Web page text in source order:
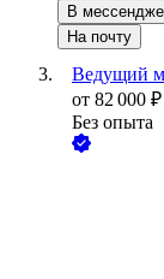
В
На почту
Ведущий
от 82 000 ₽
Без опыта